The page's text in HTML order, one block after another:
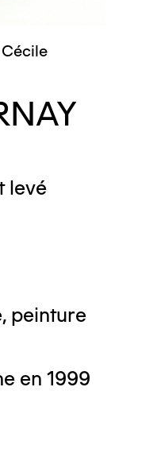
levé
peinture
en 1999